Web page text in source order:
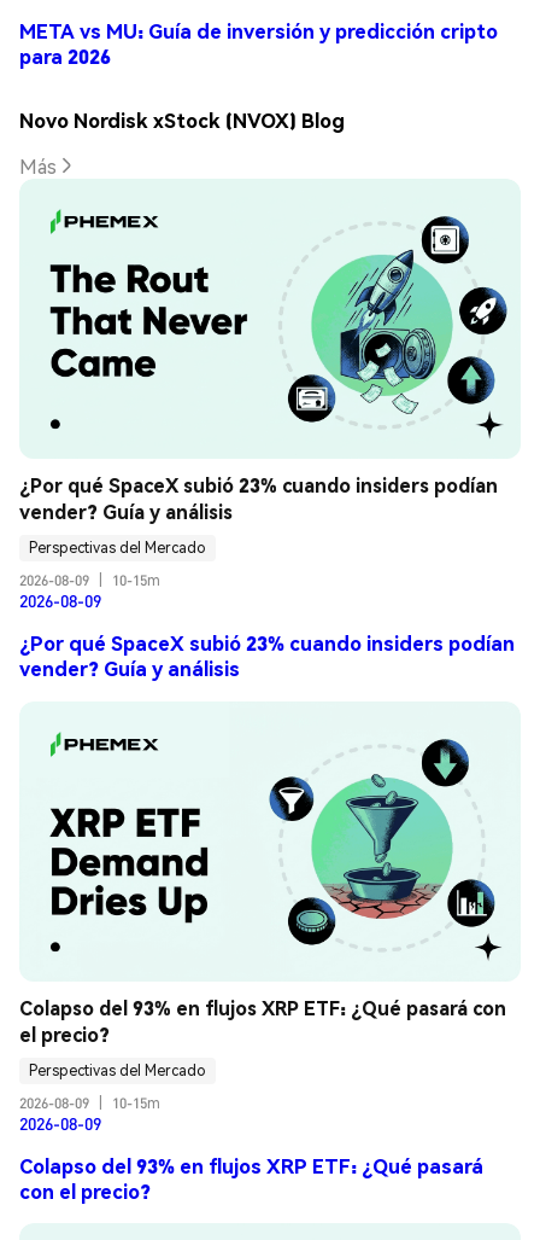
META vs MU: Guía de inversión y predicción cripto
para 2026
Novo Nordisk xStock (NVOX) Blog
Más
¿Por qué SpaceX subió 23% cuando insiders podían
vender? Guía y análisis
Perspectivas del Mercado
2026-08-09
10-15m
2026-08-09
¿Por qué SpaceX subió 23% cuando insiders podían
vender? Guía y análisis
Colapso del 93% en flujos XRP ETF: ¿Qué pasará con
el precio?
Perspectivas del Mercado
2026-08-09
10-15m
2026-08-09
Colapso del 93% en flujos XRP ETF: ¿Qué pasará
con el precio?